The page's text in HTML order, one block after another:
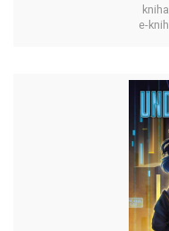
kniha
e-